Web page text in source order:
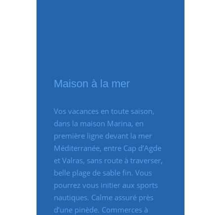
Maison à la mer
Vos vacances en toute saison,
dans la maison Marina, en
première ligne devant la mer
Méditerranée, entre Cap d’Agde
et Valras, sans route à traverser,
belle plage de sable fin. Vous
pourrez vous initier aux sports
nautiques. Calme assuré près
d’une pinède. Commerces à